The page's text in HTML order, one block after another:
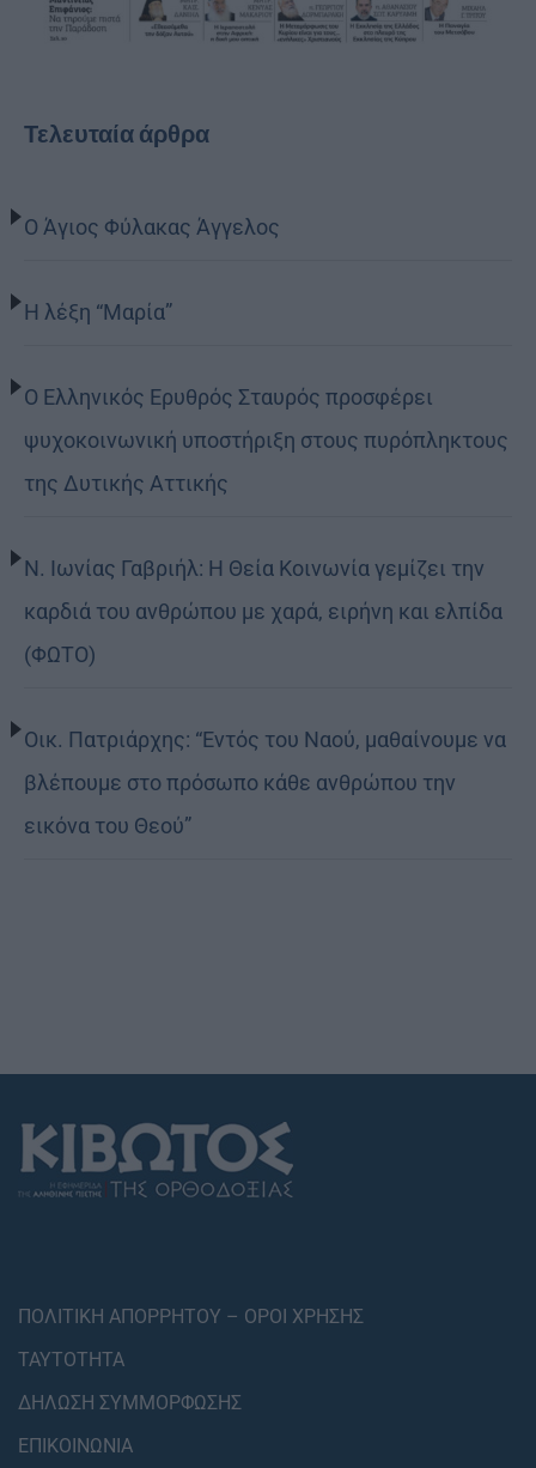
Τελευταία άρθρα
Ο Άγιος Φύλακας Άγγελος
Η λέξη “Μαρία”
Ο Ελληνικός Ερυθρός Σταυρός προσφέρει
ψυχοκοινωνική υποστήριξη στους πυρόπληκτους
της Δυτικής Αττικής
Ν. Ιωνίας Γαβριήλ: Η Θεία Κοινωνία γεμίζει την
καρδιά του ανθρώπου με χαρά, ειρήνη και ελπίδα
(ΦΩΤΟ)
Οικ. Πατριάρχης: “Εντός του Ναού, μαθαίνουμε να
βλέπουμε στο πρόσωπο κάθε ανθρώπου την
εικόνα του Θεού”
ΠΟΛΙΤΙΚΗ ΑΠΟΡΡΗΤΟΥ – ΟΡΟΙ ΧΡΗΣΗΣ
ΤΑΥΤΟΤΗΤΑ
ΔΗΛΩΣΗ ΣΥΜΜΟΡΦΩΣΗΣ
ΕΠΙΚΟΙΝΩΝΙΑ